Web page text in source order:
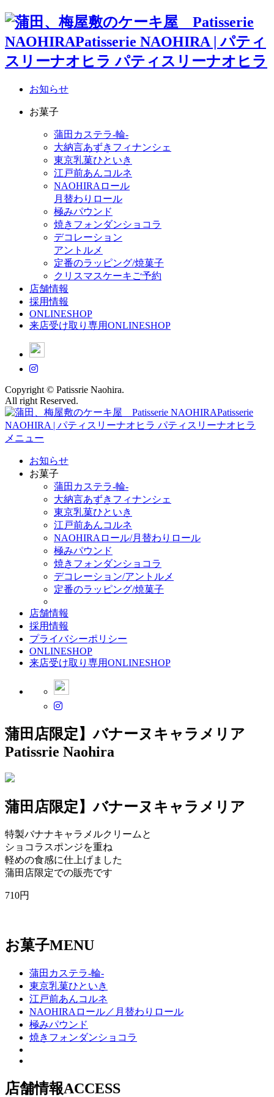
お知らせ
お菓子
蒲田カステラ-輪-
大納言あずきフィナンシェ
東京乳菓ひといき
江戸前あんコルネ
NAOHIRAロール
月替わりロール
極みパウンド
焼きフォンダンショコラ
デコレーション
アントルメ
定番のラッピング/焼菓子
クリスマスケーキご予約
店舗情報
採用情報
ONLINESHOP
来店受け取り専用ONLINESHOP
Copyright © Patissrie Naohira.
All right Reserved.
メニュー
お知らせ
お菓子
蒲田カステラ-輪-
大納言あずきフィナンシェ
東京乳菓ひといき
江戸前あんコルネ
NAOHIRAロール/月替わりロール
極みパウンド
焼きフォンダンショコラ
デコレーション/アントルメ
定番のラッピング/焼菓子
店舗情報
採用情報
プライバシーポリシー
ONLINESHOP
来店受け取り専用ONLINESHOP
蒲田店限定】バナーヌキャラメリア
Patissrie Naohira
蒲田店限定】バナーヌキャラメリア
特製バナナキャラメルクリームと
ショコラスポンジを重ね
軽めの食感に仕上げました
蒲田店限定での販売です
710円
お菓子MENU
蒲田カステラ-輪-
東京乳菓ひといき
江戸前あんコルネ
NAOHIRAロール／月替わりロール
極みパウンド
焼きフォンダンショコラ
店舗情報ACCESS